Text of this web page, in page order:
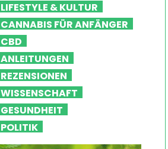
LIFESTYLE & KULTUR
CANNABIS FÜR ANFÄNGER
CBD
ANLEITUNGEN
REZENSIONEN
WISSENSCHAFT
GESUNDHEIT
POLITIK